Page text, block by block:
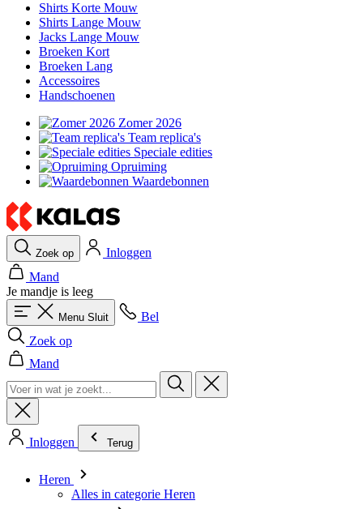
Shirts Korte Mouw
Shirts Lange Mouw
Jacks Lange Mouw
Broeken Kort
Broeken Lang
Accessoires
Handschoenen
Zomer 2026
Team replica's
Speciale edities
Opruiming
Waardebonnen
Zoek op
Inloggen
Mand
Je mandje is leeg
Menu Sluit
Bel
Zoek op
Mand
Inloggen Terug
Heren
Alles in categorie Heren